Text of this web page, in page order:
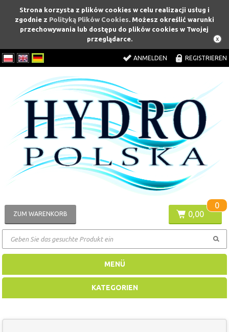
Strona korzysta z plików cookies w celu realizacji usług i
zgodnie z Polityką Plików Cookies. Możesz określić warunki
przechowywania lub dostępu do plików cookies w Twojej
przeglądarce.
ANMELDEN REGISTRIEREN
0,00
0
ZUM WARENKORB
GEHEN
MENÜ
KATEGORIEN